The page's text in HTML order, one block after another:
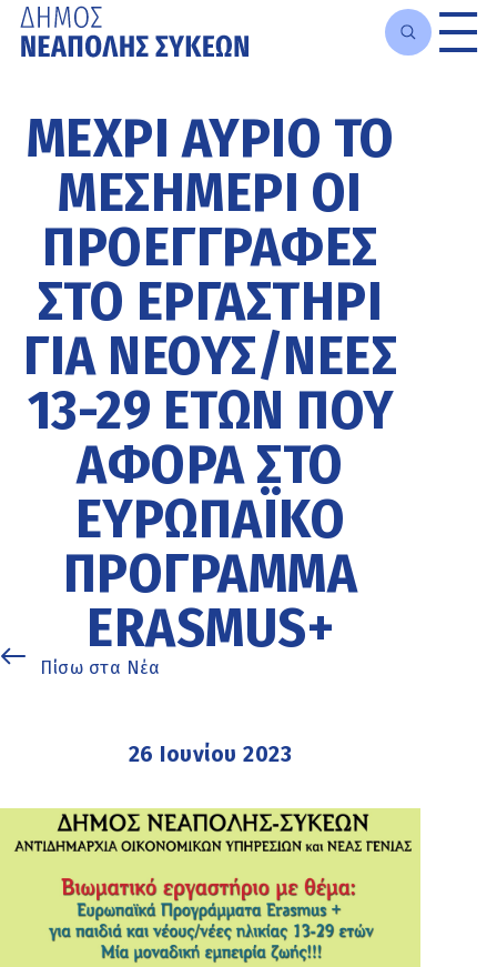
κυρίως
περιεχόμενο
ΜΈΧΡΙ ΑΎΡΙΟ ΤΟ
ΜΕΣΗΜΈΡΙ ΟΙ
ΠΡΟΕΓΓΡΑΦΈΣ
ΣΤΟ ΕΡΓΑΣΤΉΡΙ
ΓΙΑ ΝΈΟΥΣ/ΝΈΕΣ
13-29 ΕΤΏΝ ΠΟΥ
ΑΦΟΡΆ ΣΤΟ
ΕΥΡΩΠΑΪΚΌ
ΠΡΌΓΡΑΜΜΑ
ERASMUS+
Πίσω στα Νέα
26 Ιουνίου 2023